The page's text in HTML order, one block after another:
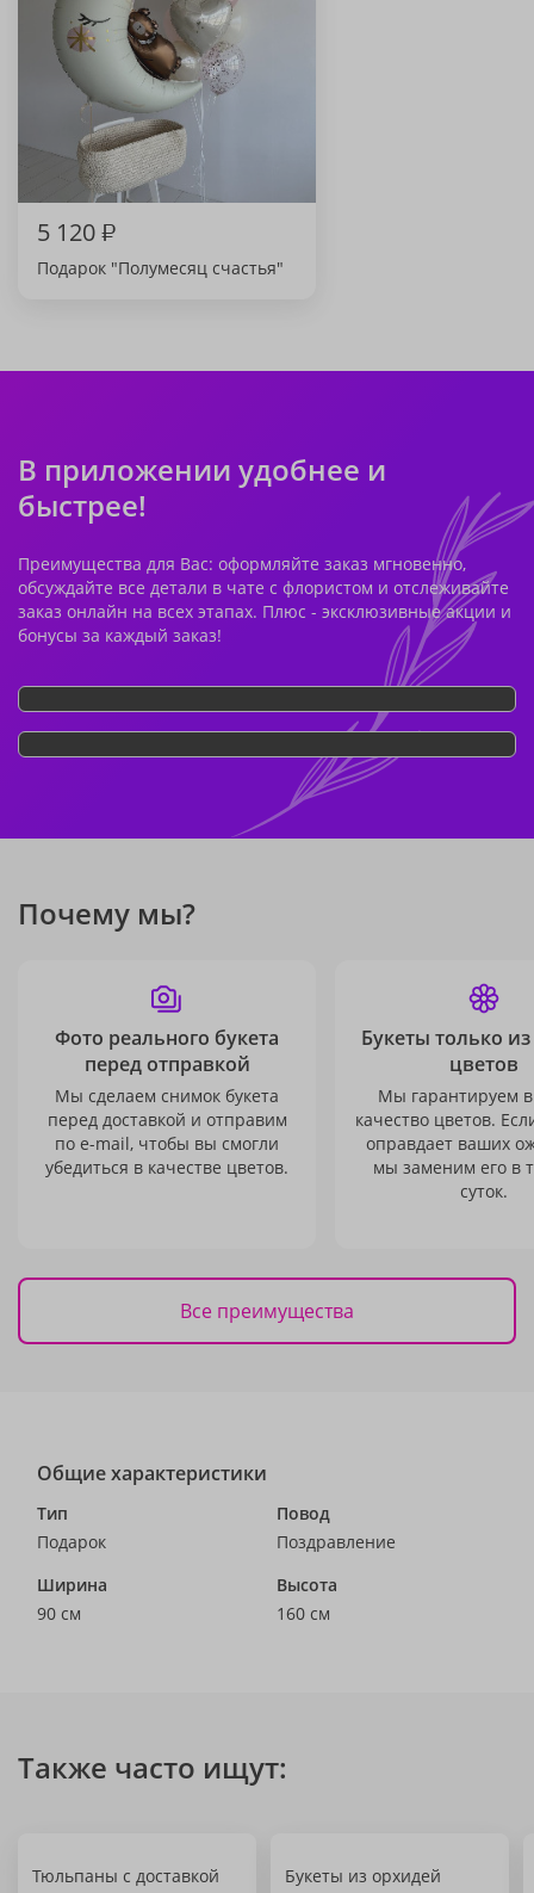
5 120₽
Подарок "Полумесяц cчастья"
В приложении удобнее и
быстрее!
Преимущества для Вас: оформляйте заказ мгновенно,
обсуждайте все детали в чате с флористом и отслеживайте
заказ онлайн на всех этапах. Плюс - эксклюзивные акции и
бонусы за каждый заказ!
Почему мы?
Фото реального букета
перед отправкой
Мы сделаем снимок букета
перед доставкой и отправим
по e-mail, чтобы вы смогли
убедиться в качестве цветов.
Букеты только
цветов
Мы гарантируем
качество цветов.
оправдает ваших
мы заменим его в
суток.
Все преимущества
Общие характеристики
Тип
Подарок
Повод
Поздравление
Ширина
90 см
Высота
160 см
Также часто ищут:
Тюльпаны с доставкой Букеты из орхидей